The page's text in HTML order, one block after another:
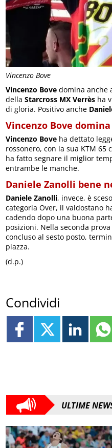
Vincenzo Bove
Vincenzo Bove domina anche
dellaStarcross MX Verrès ha
di gloria. Positivo anche
Vincenzo Bove
Vincenzo Bove ha dettato
rossonero, con la sua KTM 65
ha fatto segnare il miglior
entrambe le manche.
Daniele Zanolli bene
Daniele Zanolli, invece, è
categoria Over, il valdostano
cadendo dopo una buona
posizioni. Nella seconda
concluso al sesto posto,
piazza.
(d.p.)
Condividi
ULTIME